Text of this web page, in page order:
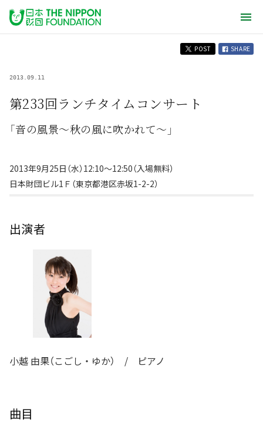
POST SHARE
2013.09.11
第233回ランチタイムコンサート
「音の風景〜秋の風に吹かれて〜」
2013年9月25日（水）12:10〜12:50（入場無料）
日本財団ビル1Ｆ（東京都港区赤坂1-2-2）
出演者
小越 由果（こごし・ゆか） / ピアノ
曲目